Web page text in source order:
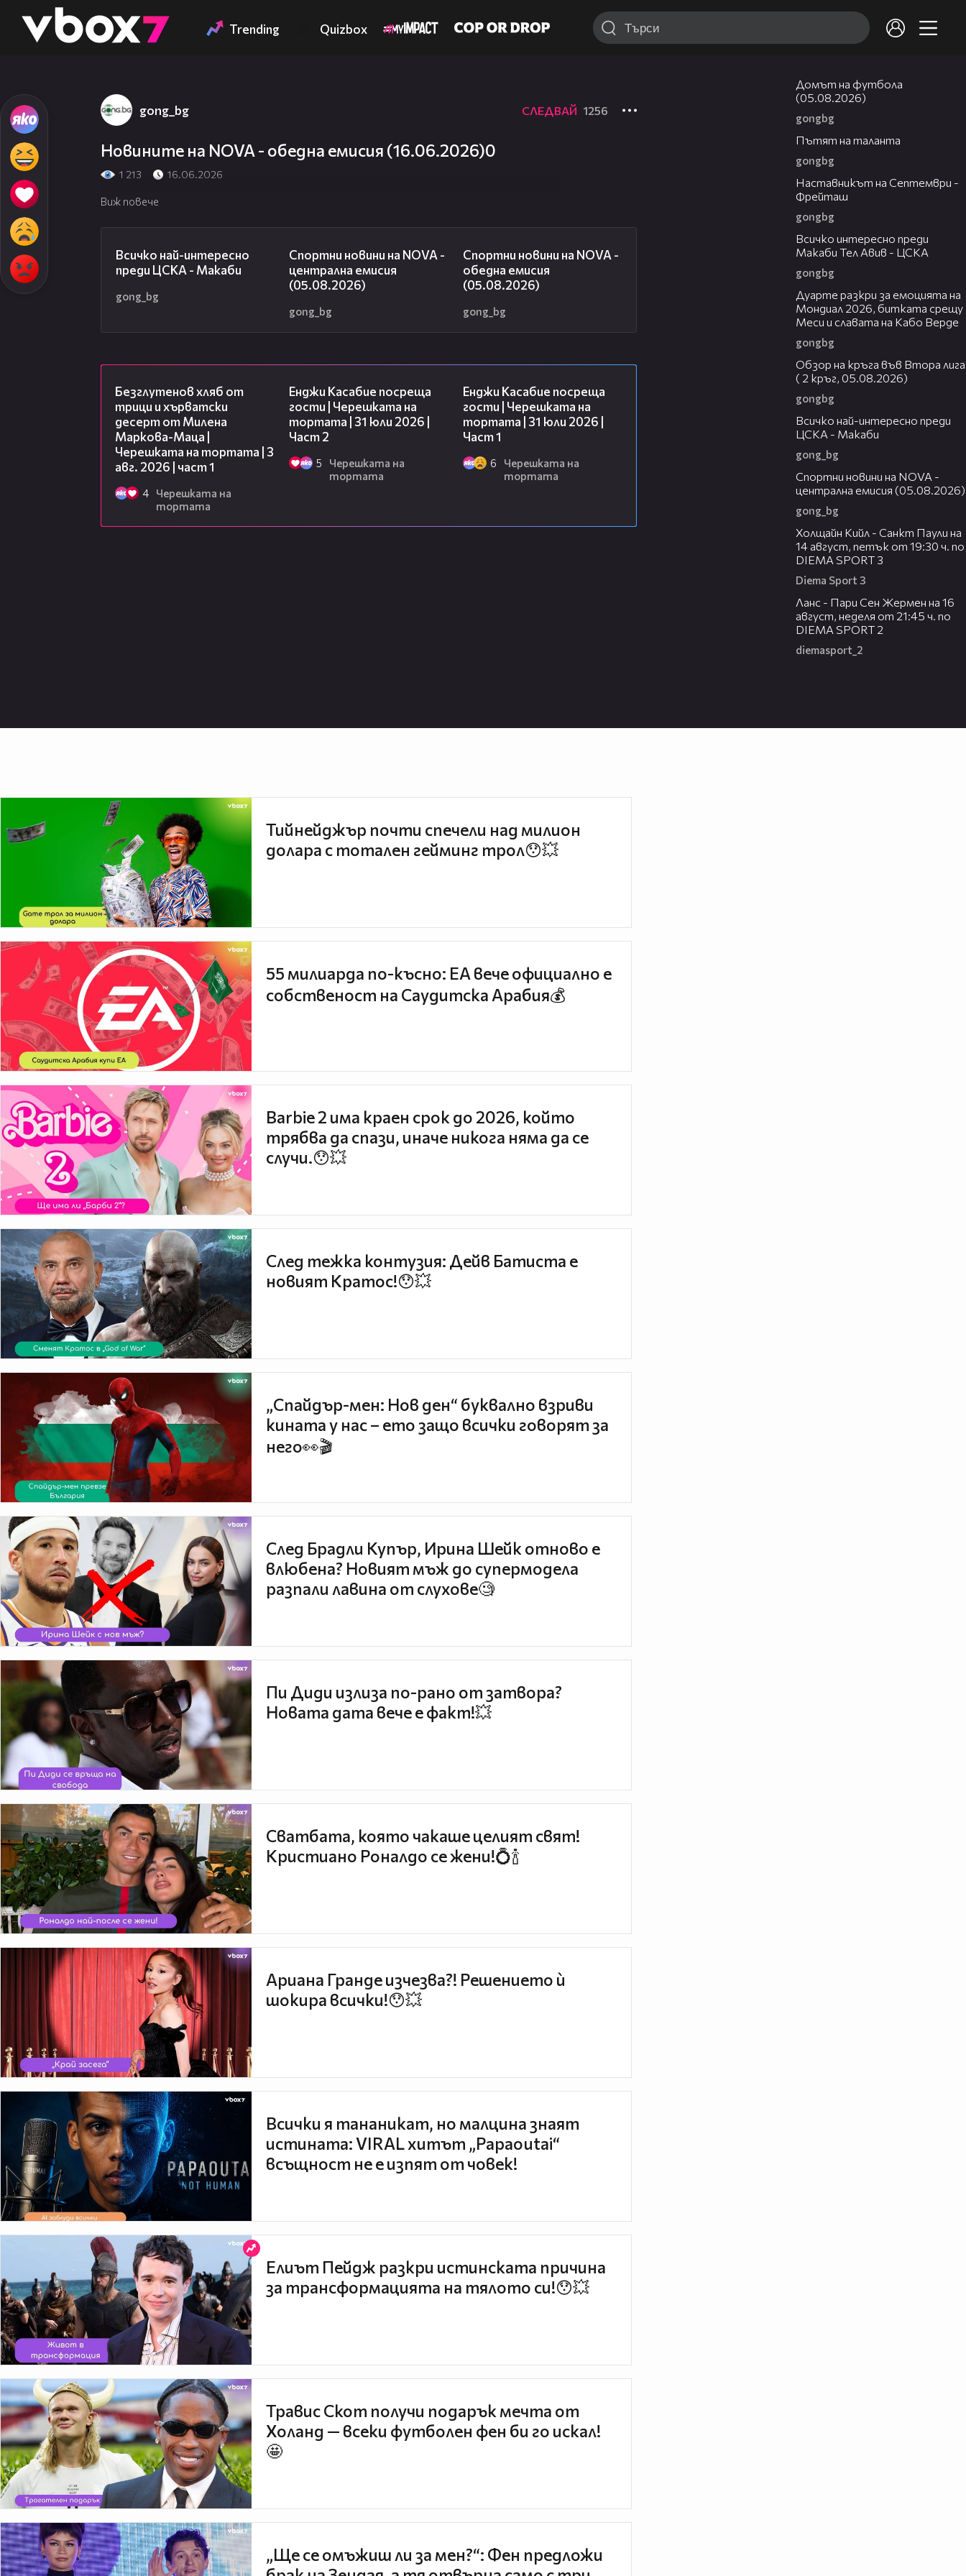
👾 Trending Quizbox
gong_bg СЛЕДВАЙ 1256
Новините на NOVA - обедна емисия (16.06.2026)0
1 213 16.06.2026
Виж повече
Всичко най-интересно
преди ЦСКА - Макаби
gong_bg
Спортни новини на NOVA -
централна емисия
(05.08.2026)
gong_bg
Спортни новини на NOVA -
обедна емисия
(05.08.2026)
gong_bg
Безглутенов хляб от
трици и хърватски
десерт от Милена
Маркова-Маца |
Черешката на тортата | 3
авг. 2026 | част 1
4
Черешката на
тортата
Енджи Касабие посреща
гости | Черешката на
тортата | 31 юли 2026 |
Част 2
5
Черешката на
тортата
Енджи Касабие посреща
гости | Черешката на
тортата | 31 юли 2026 |
Част 1
6
Черешката на
тортата
Домът на футбола
(05.08.2026)
gongbg
Пътят на таланта
gongbg
Наставникът на Септември -
Фрейташ
gongbg
Всичко интересно преди
Макаби Тел Авив - ЦСКА
gongbg
Дуарте разкри за емоцията на
Мондиал 2026, битката срещу
Меси и славата на Кабо Верде
gongbg
Обзор на кръга във Втора лига
( 2 кръг, 05.08.2026)
gongbg
Всичко най-интересно преди
ЦСКА - Макаби
gong_bg
Спортни новини на NOVA -
централна емисия (05.08.2026)
gong_bg
Холщайн Кийл - Санкт Паули на
14 август, петък от 19:30 ч. по
DIEMA SPORT 3
Diema Sport 3
Ланс - Пари Сен Жермен на 16
август, неделя от 21:45 ч. по
DIEMA SPORT 2
diemasport_2
Тийнейджър почти спечели над милион
долара с тотален гейминг трол😯💥
55 милиарда по-късно: EA вече официално е
собственост на Саудитска Арабия💰
Barbie 2 има краен срок до 2026, който
трябва да спази, иначе никога няма да се
случи.😯💥
След тежка контузия: Дейв Батиста е
новият Кратос!😯💥
„Спайдър-мен: Нов ден“ буквално взриви
кината у нас – ето защо всички говорят за
него👀🎬
След Брадли Купър, Ирина Шейк отново е
влюбена? Новият мъж до супермодела
разпали лавина от слухове🧐
Пи Диди излиза по-рано от затвора?
Новата дата вече е факт!💥
Сватбата, която чакаше целият свят!
Кристиано Роналдо се жени!💍🍾
Ариана Гранде изчезва?! Решението ѝ
шокира всички!😯💥
Всички я тананикат, но малцина знаят
истината: VIRAL хитът „Papaoutai“
всъщност не е изпят от човек!
Елиът Пейдж разкри истинската причина
за трансформацията на тялото си!😯💥
Травис Скот получи подарък мечта от
Холанд — всеки футболен фен би го искал!
🤩
„Ще се омъжиш ли за мен?“: Фен предложи